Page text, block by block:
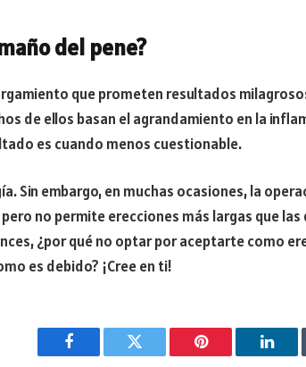
del pene?
que prometen resultados
de ellos basan el agrandamiento en la
es cuando menos cuestionable.
Sin embargo, en muchas ocasiones, la
no permite erecciones más largas que las
¿por qué no optar por aceptarte como
es debido? ¡Cree en ti!
Facebook Twitter Pinterest